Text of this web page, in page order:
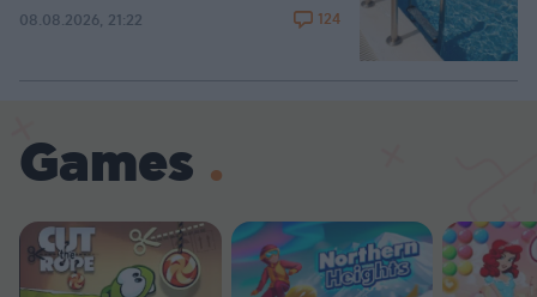
08.08.2026, 21:22 124
Games